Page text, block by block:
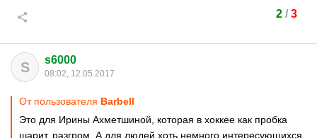
2/ 3
S s6000
08:02, 12.05.2017
От пользователя Barbell
Это для Ирины Ахметшиной, которая в хоккее как пробка
шарит, разгром. А для людей хоть немного интересующихся